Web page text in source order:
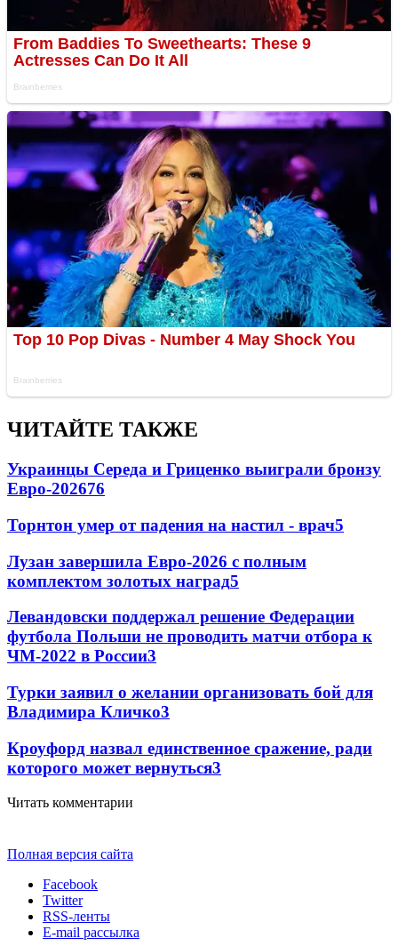
ЧИТАЙТЕ ТАКЖЕ
Украинцы Середа и Гриценко выиграли бронзу
Евро-202676
Торнтон умер от падения на настил - врач5
Лузан завершила Евро-2026 с полным
комплектом золотых наград5
Левандовски поддержал решение Федерации
футбола Польши не проводить матчи отбора к
ЧМ-2022 в России3
Турки заявил о желании организовать бой для
Владимира Кличко3
Кроуфорд назвал единственное сражение, ради
которого может вернуться3
Читать комментарии
Полная версия сайта
Facebook
Twitter
RSS-ленты
E-mail рассылка